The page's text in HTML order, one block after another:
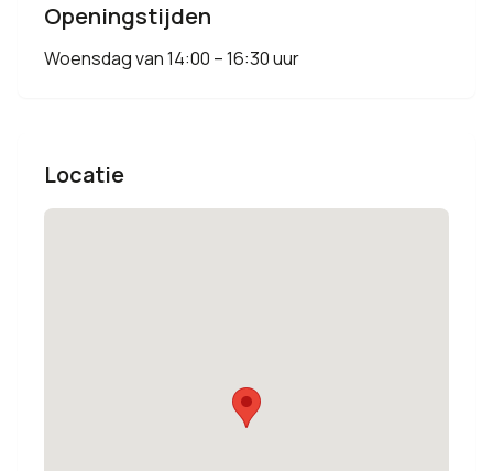
Openingstijden
Woensdag van 14:00 – 16:30 uur
Locatie